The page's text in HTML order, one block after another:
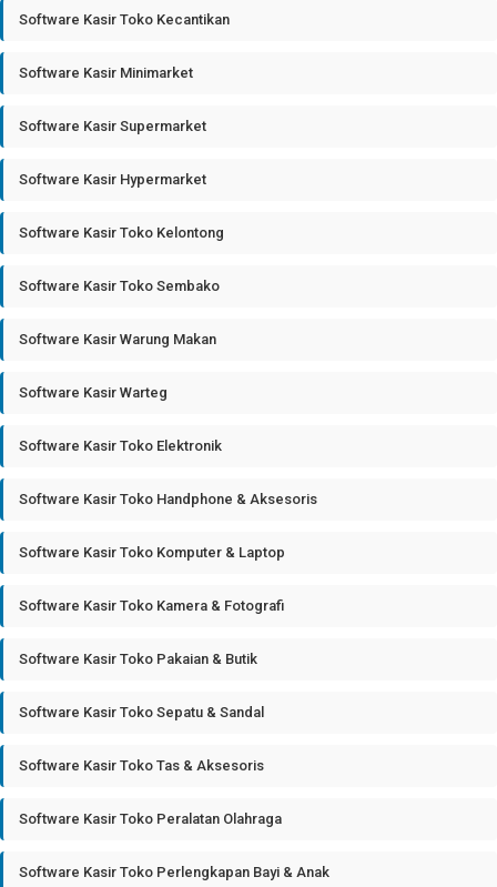
Software Kasir Toko Kecantikan
Software Kasir Minimarket
Software Kasir Supermarket
Software Kasir Hypermarket
Software Kasir Toko Kelontong
Software Kasir Toko Sembako
Software Kasir Warung Makan
Software Kasir Warteg
Software Kasir Toko Elektronik
Software Kasir Toko Handphone & Aksesoris
Software Kasir Toko Komputer & Laptop
Software Kasir Toko Kamera & Fotografi
Software Kasir Toko Pakaian & Butik
Software Kasir Toko Sepatu & Sandal
Software Kasir Toko Tas & Aksesoris
Software Kasir Toko Peralatan Olahraga
Software Kasir Toko Perlengkapan Bayi & Anak